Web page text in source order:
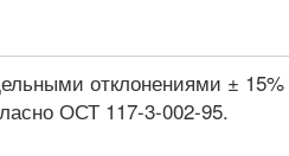
отклонениями ± 15%
ОСТ 117-3-002-95.